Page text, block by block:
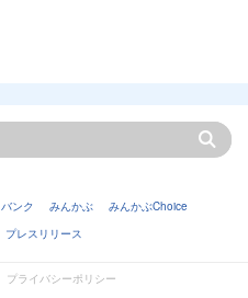
バンク みんかぶ
みんかぶChoice
プレスリリース
プライバシーポリシー